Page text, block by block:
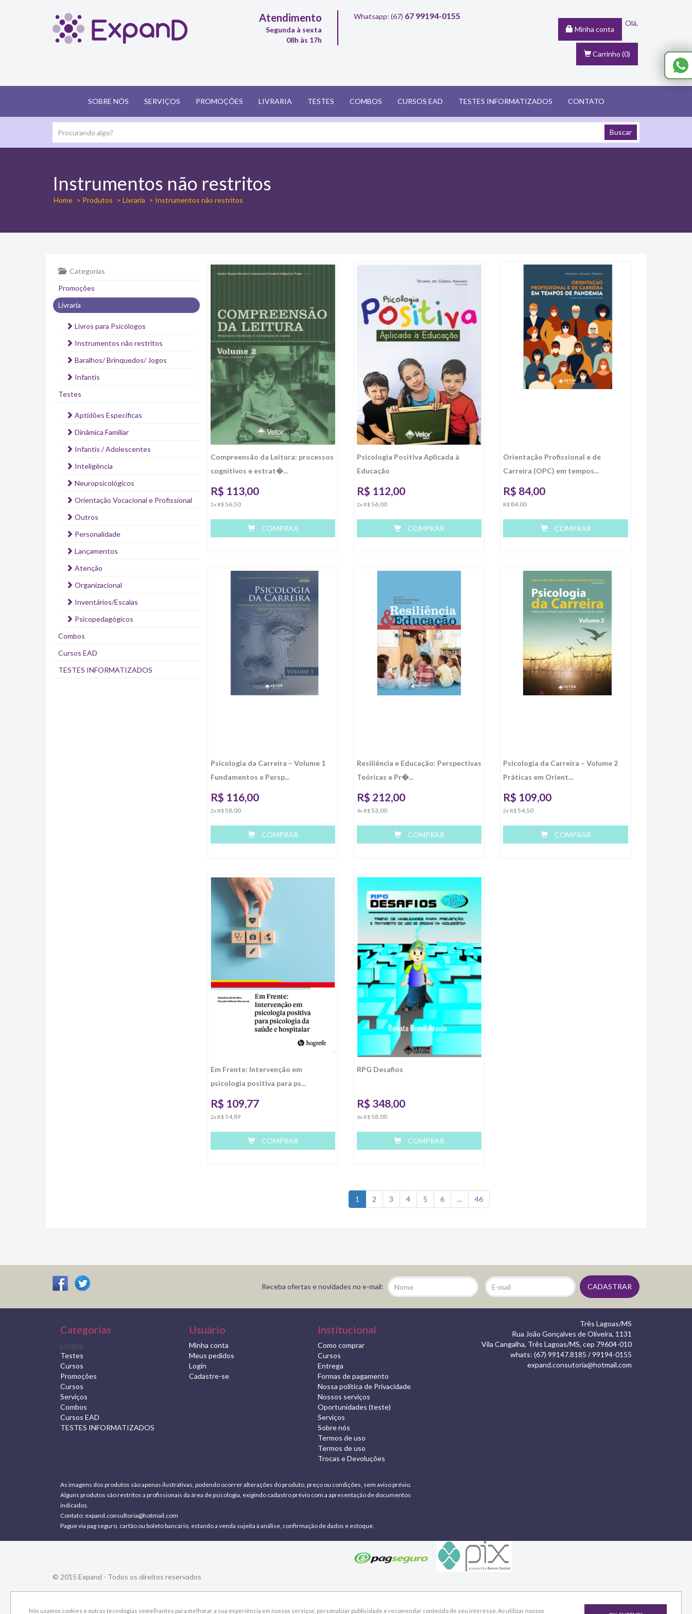
Atendimento
Segunda à sexta
08h às 17h
Whatsapp: (67) 67 99194-0155
Olá,
Minha conta
Carrinho (0)
SOBRE NÓS SERVIÇOS PROMOÇÕES LIVRARIA TESTES COMBOS CURSOS EAD TESTES INFORMATIZADOS CONTATO
Buscar
Instrumentos não restritos
Home > Produtos > Livraria > Instrumentos não restritos
Categorias
Promoções
Livraria
Livros para Psicólogos
Instrumentos não restritos
Baralhos/ Brinquedos/ Jogos
Infantis
Testes
Aptidões Específicas
Dinâmica Familiar
Infantis / Adolescentes
Inteligência
Neuropsicológicos
Orientação Vocacional e Profissional
Outros
Personalidade
Lançamentos
Atenção
Organizacional
Inventários/Escalas
Psicopedagógicos
Combos
Cursos EAD
TESTES INFORMATIZADOS
Compreensão da Leitura: processos
cognitivos e estrat�...
R$ 113,00
2x R$ 56,50
COMPRAR
Psicologia Positiva Aplicada à
Educação
R$ 112,00
2x R$ 56,00
COMPRAR
Orientação Profissional e de
Carreira (OPC) em tempos...
R$ 84,00
R$ 84,00
COMPRAR
Psicologia da Carreira – Volume 1
Fundamentos e Persp...
R$ 116,00
2x R$ 58,00
COMPRAR
Resiliência e Educação: Perspectivas
Teóricas e Pr�...
R$ 212,00
4x R$ 53,00
COMPRAR
Psicologia da Carreira – Volume 2
Práticas em Orient...
R$ 109,00
2x R$ 54,50
COMPRAR
Em Frente: Intervenção em
psicologia positiva para ps...
R$ 109,77
2x R$ 54,89
COMPRAR
RPG Desafios
R$ 348,00
6x R$ 58,00
COMPRAR
1 2 3 4 5 6 ... 46
Receba ofertas e novidades no e-mail:
Categorias
Livraria
Testes
Cursos
Promoções
Cursos
Serviços
Combos
Cursos EAD
TESTES INFORMATIZADOS
Usuário
Minha conta
Meus pedidos
Login
Cadastre-se
Institucional
Como comprar
Cursos
Entrega
Formas de pagamento
Nossa política de Privacidade
Nossos serviços
Oportunidades (teste)
Serviços
Sobre nós
Termos de uso
Termos de uso
Trocas e Devoluções
As imagens dos produtos são apenas ilustrativas, podendo ocorrer alterações do produto, preço ou condições, sem aviso prévio.
Alguns produtos são restritos a profissionais da área de psicologia, exigindo cadastro prévio com a apresentação de documentos
indicados.
Contato: expand.consultoria@hotmail.com
Pague via pag seguro, cartão ou boleto bancário, estando a venda sujeita à análise, confirmação de dados e estoque.
Três Lagoas/MS
Rua João Gonçalves de Oliveira, 1131
Vila Cangalha, Três Lagoas/MS, cep 79604-010
whats: (67) 99147.8185 / 99194-0155
expand.consutoria@hotmail.com
© 2015 Expand - Todos os direitos reservados
Nós usamos cookies e outras tecnologias semelhantes para melhorar a sua experiência em nossos serviços, personalizar publicidade e recomendar conteúdo de seu interesse. Ao utilizar nossos